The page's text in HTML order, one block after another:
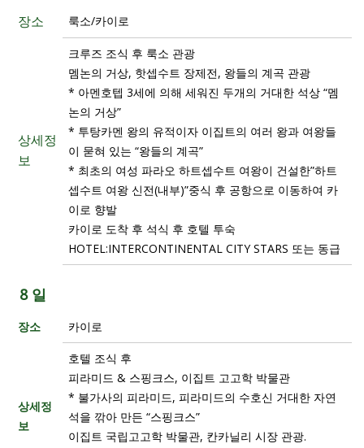
장소 룩소/카이로
상세정
보
크루즈 조식 후 룩소 관광
멤논의 거상, 핫셉수트 장제전, 왕들의 계곡 관광
* 아멘호텝 3세에 의해 세워진 두개의 거대한 석상 “멤
논의 거상”
* 투탕카멘 왕의 유적이자 이집트의 여러 왕과 여왕들
이 묻혀 있는 “왕들의 계곡”
* 최초의 여성 파라오 하트셉수트 여왕이 건설한”하트
셉수트 여왕 신전(내부)”중식 후 공항으로 이동하여 카
이로 향발
카이로 도착 후 석식 후 호텔 투숙
HOTEL:INTERCONTINENTAL CITY STARS 또는 동급
8 일
장소 카이로
상세정
보
호텔 조식 후
피라미드 & 스핑크스, 이집트 고고학 박물관
* 불가사의 피라미드, 피라미드의 수호신 거대한 자연
석을 깎아 만든 “스핑크스”
이집트 국립고고학 박물관, 칸카닐리 시장 관광.